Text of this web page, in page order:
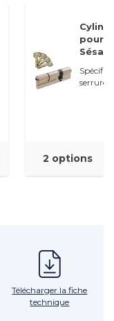
pour
serrures
2 options
Télécharger la fiche
technique